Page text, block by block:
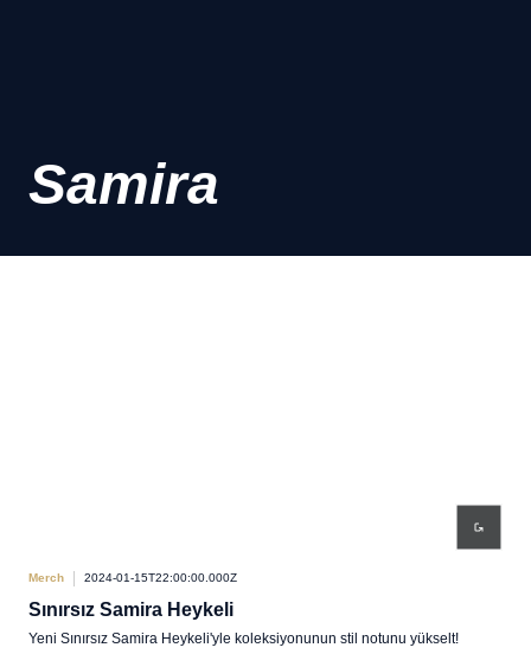
Samira
Merch 2024-01-15T22:00:00.000Z
Sınırsız Samira Heykeli
Yeni Sınırsız Samira Heykeli'yle koleksiyonunun stil notunu yükselt!